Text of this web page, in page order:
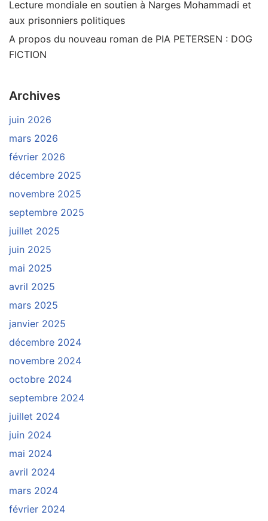
Lecture mondiale en soutien à Narges Mohammadi et
aux prisonniers politiques
A propos du nouveau roman de PIA PETERSEN : DOG
FICTION
Archives
juin 2026
mars 2026
février 2026
décembre 2025
novembre 2025
septembre 2025
juillet 2025
juin 2025
mai 2025
avril 2025
mars 2025
janvier 2025
décembre 2024
novembre 2024
octobre 2024
septembre 2024
juillet 2024
juin 2024
mai 2024
avril 2024
mars 2024
février 2024